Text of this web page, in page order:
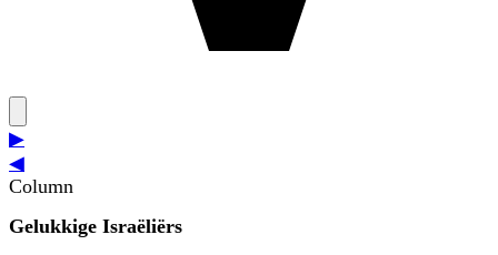
▶
◀
Column
Gelukkige Israëliërs